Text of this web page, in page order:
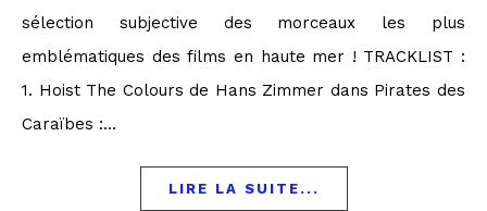
sélection subjective des morceaux les plus
emblématiques des films en haute mer ! TRACKLIST :
1. Hoist The Colours de Hans Zimmer dans Pirates des
Caraïbes :…
LIRE LA SUITE...